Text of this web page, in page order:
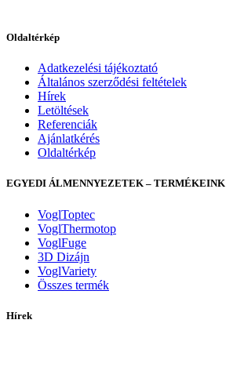
Oldaltérkép
Adatkezelési tájékoztató
Általános szerződési feltételek
Hírek
Letöltések
Referenciák
Ajánlatkérés
Oldaltérkép
EGYEDI ÁLMENNYEZETEK – TERMÉKEINK
VoglToptec
VoglThermotop
VoglFuge
3D Dizájn
VoglVariety
Összes termék
Hírek